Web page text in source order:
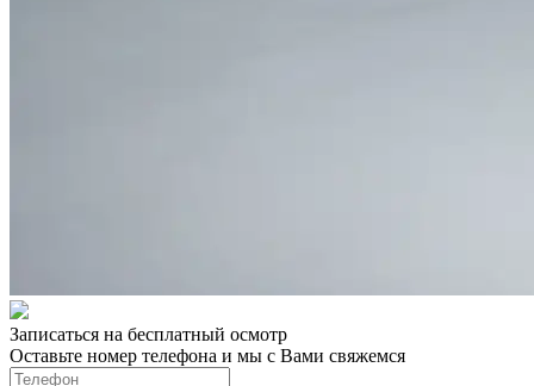
Записаться на бесплатный осмотр
Оставьте номер телефона и мы с Вами свяжемся